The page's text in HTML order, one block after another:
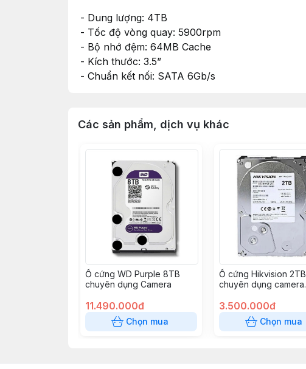
- Dung lượng: 4TB
- Tốc độ vòng quay: 5900rpm
- Bộ nhớ đệm: 64MB Cache
- Kích thước: 3.5”
- Chuẩn kết nối: SATA 6Gb/s
Các sản phẩm, dịch vụ khác
Ổ cứng WD Purple 8TB
chuyên dụng Camera
11.490.000đ
Chọn mua
Ổ cứng Hikvision 2TB
chuyên dụng camera
3.500.000đ
Chọn mua